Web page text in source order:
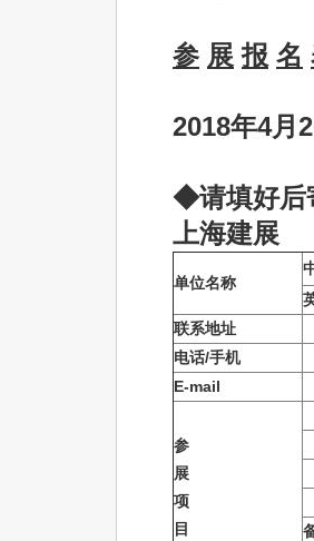
参 展 报 名
2018年4月
◆请填好后
上海建展
单位名称
联系地址
电话/手机
E-mail
参
展
项
目